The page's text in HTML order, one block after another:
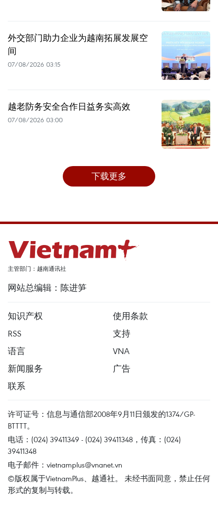
外交部门助力企业为越南拓展发展空
间
07/08/2026 03:15
越老防务安全合作日益务实高效
07/08/2026 03:00
下载更多
主管部门：越南通讯社
网站总编辑：陈进笋
知识产权
使用条款
RSS
支持
语言
VNA
新闻服务
广告
联系
许可证号：信息与通信部2008年9月11日颁发的1374/GP-
BTTTT。
电话：(024) 39411349 - (024) 39411348，传真：(024)
39411348
电子邮件： vietnamplus@vnanet.vn
©版权属于VietnamPlus、越通社。 未经书面同意，禁止任何
形式的复制与转载。